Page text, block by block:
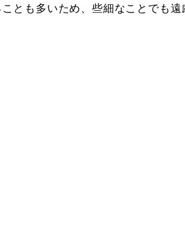
とも多いため、些細なことでも遠